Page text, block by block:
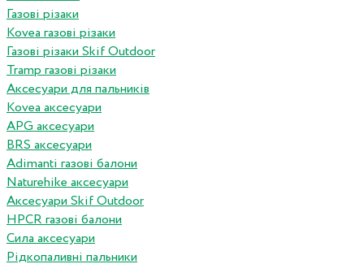
Газові різаки
Kovea газові різаки
Газові різаки Skif Outdoor
Tramp газові різаки
Аксесуари для пальників
Kovea аксесуари
APG аксесуари
BRS аксесуари
Adimanti газові балони
Naturehike аксесуари
Аксесуари Skif Outdoor
HPCR газові балони
Сила аксесуари
Рідкопаливні пальники